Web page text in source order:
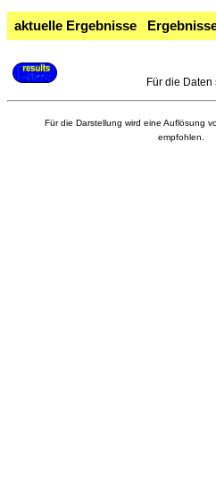
aktuelle Ergebnisse
Für die
Für die Darstellung wird eine Auflösung
empfohlen.